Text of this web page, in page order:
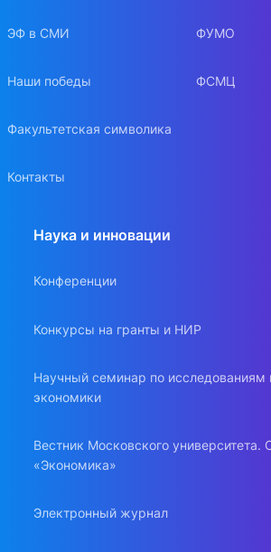
ЭФ в СМИ
Наши победы
Факультетская символика
Контакты
ФУМО
ФСМЦ
Наука и инновации
Конференции
Конкурсы на гранты и НИР
Научный семинар по исследованиям
экономики
Вестник Московского университета.
«Экономика»
Электронный журнал